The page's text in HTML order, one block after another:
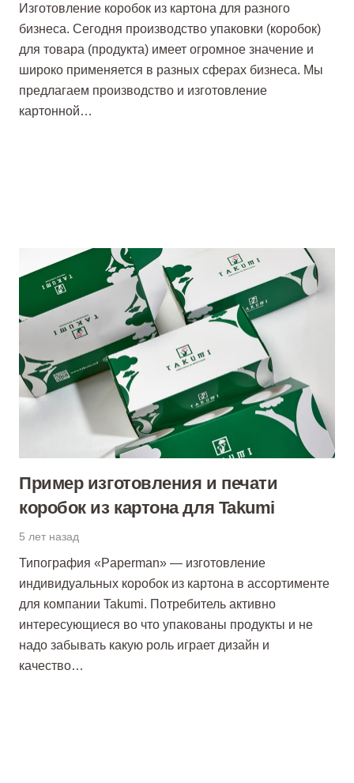
Изготовление коробок из картона для разного
бизнеса. Сегодня производство упаковки (коробок)
для товара (продукта) имеет огромное значение и
широко применяется в разных сферах бизнеса. Мы
предлагаем производство и изготовление
картонной…
Пример изготовления и печати
коробок из картона для Takumi
5 лет назад
Типография «Paperman» — изготовление
индивидуальных коробок из картона в ассортименте
для компании Takumi. Потребитель активно
интересующиеся во что упакованы продукты и не
надо забывать какую роль играет дизайн и
качество…